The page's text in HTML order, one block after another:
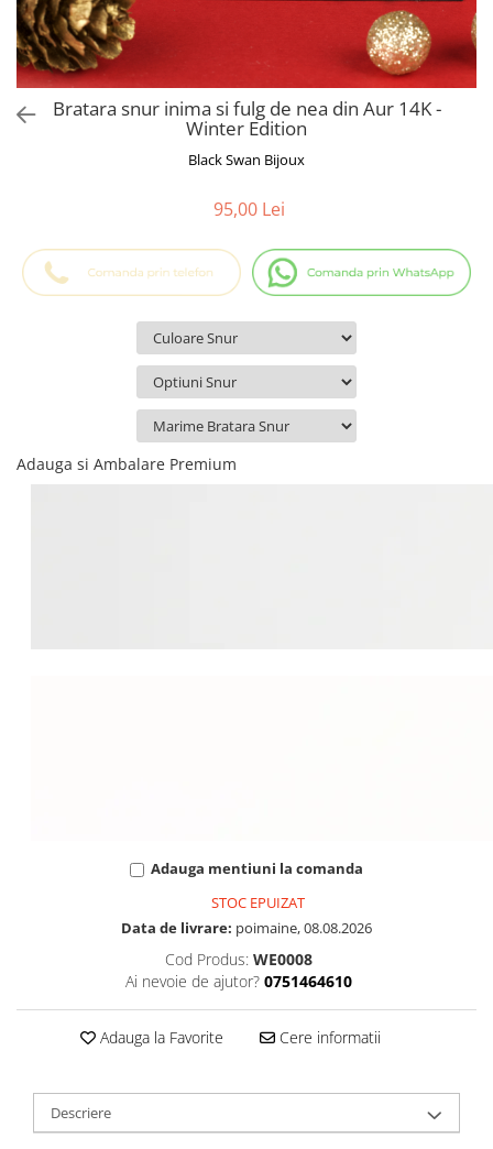
Cadouri pentru Absolvire
Cadou Educatoare / Invatatoare /
Profesoare
Cadouri Cupluri
Cercei din aur
Bijuterii Profesii
Bijuterii Pasiuni & Hobby
Bijuterii Tematice Sport
Bijuterii cu mesaj Motivational
Bijuterii personalizate cu poza
Bratara snur inima si fulg de nea din Aur 14K -
Winter Edition
Black Swan Bijoux
95,00 Lei
Adauga si Ambalare Premium
Adauga mentiuni la comanda
STOC EPUIZAT
Data de livrare: poimaine, 08.08.2026
Cod Produs: WE0008
Ai nevoie de ajutor? 0751464610
Adauga la Favorite Cere informatii
Descriere